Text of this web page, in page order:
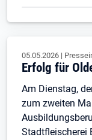
05.05.2026 |
Erfolg für
Am Dienstag,
zum zweiten
Stadtfleischerei